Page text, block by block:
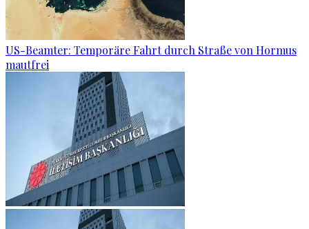
US-Beamter: Temporäre Fahrt durch Straße von Hormus
mautfrei